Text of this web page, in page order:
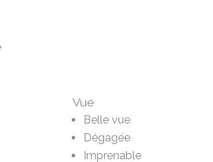
Vue
Belle vue
Dégagée
Imprenable